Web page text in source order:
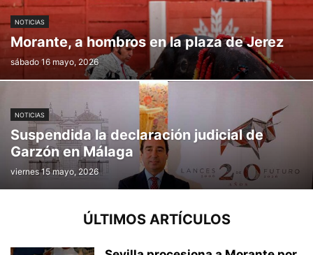
NOTICIAS
Morante, a hombros en la plaza de Jerez
sábado 16 mayo, 2026
NOTICIAS
Suspendida la declaración judicial de
Garzón en Málaga
viernes 15 mayo, 2026
ÚLTIMOS ARTÍCULOS